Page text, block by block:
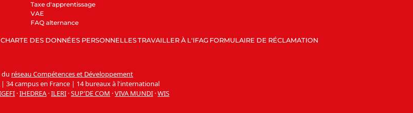
Taxe d'apprentissage
VAE
FAQ alternance
CHARTE DES DONNÉES PERSONNELLESTRAVAILLER À L'IFAG FORMULAIRE DE RÉCLAMATION